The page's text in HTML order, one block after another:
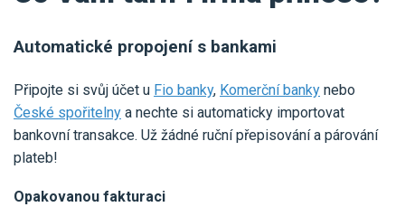
Automatické propojení s bankami
Připojte si svůj účet u Fio banky, Komerční banky nebo
České spořitelny a nechte si automaticky importovat
bankovní transakce. Už žádné ruční přepisování a párování
plateb!
Opakovanou fakturaci